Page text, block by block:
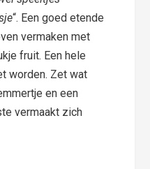
“. Een goed etende
vermaken met
fruit. Een hele
worden. Zet wat
en een
vermaakt zich